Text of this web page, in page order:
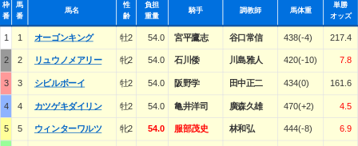
枠
番
馬
番
馬名
性
齢
負担
重量
騎手 調教師 馬体重
単勝
オッズ
1 1 オーゴンキング 牡2 54.0 宮平鷹志 谷口常信 438(-4) 217.4
2 2 リュウノメアリー 牝2 54.0 石川倭 川島雅人 420(-10) 7.8
3 3 シビルボーイ 牡2 54.0 阪野学 田中正二 434(0) 161.6
4 4 カツゲキダイリン 牡2 54.0 亀井洋司 廣森久雄 470(+2) 4.5
5 5 ウィンターワルツ 牝2 54.0 服部茂史 林和弘 444(-8) 6.9